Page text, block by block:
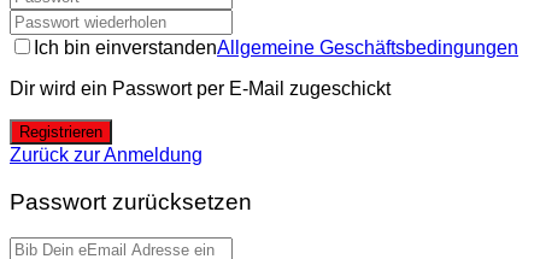
Ich bin einverstandenAllgemeine Geschäftsbedingungen
Dir wird ein Passwort per E-Mail zugeschickt
Registrieren
Zurück zur Anmeldung
Passwort zurücksetzen